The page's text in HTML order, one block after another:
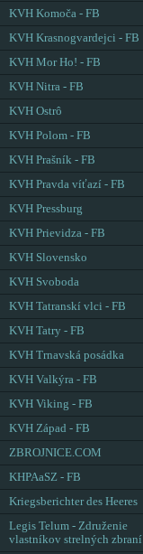
KVH Komoča - FB
KVH Krasnogvardejci - FB
KVH Mor Ho! - FB
KVH Nitra - FB
KVH Ostrô
KVH Polom - FB
KVH Prašník - FB
KVH Pravda víťazí - FB
KVH Pressburg
KVH Prievidza - FB
KVH Slovensko
KVH Svoboda
KVH Tatranskí vlci - FB
KVH Tatry - FB
KVH Trnavská posádka
KVH Valkýra - FB
KVH Viking - FB
KVH Západ - FB
ZBROJNICE.COM
KHPAaSZ - FB
Kriegsberichter des Heeres
Legis Telum - Združenie
vlastníkov strelných zbraní